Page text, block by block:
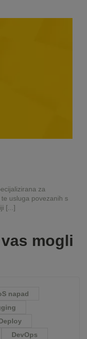
za
usluga povezanih s
[...]
mogli
napad
DevOps